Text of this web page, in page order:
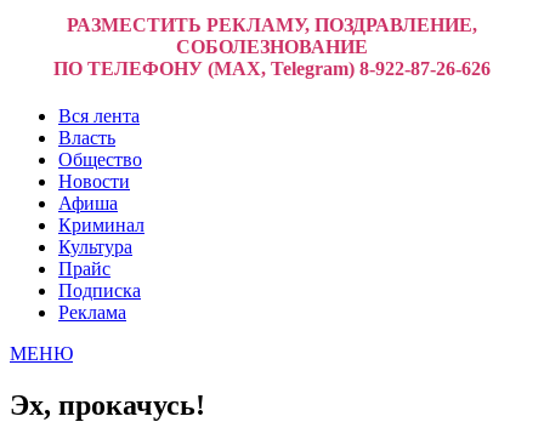
РАЗМЕСТИТЬ РЕКЛАМУ, ПОЗДРАВЛЕНИЕ,
СОБОЛЕЗНОВАНИЕ
ПО ТЕЛЕФОНУ (MAX, Telegram) 8-922-87-26-626
Вся лента
Власть
Общество
Новости
Афиша
Криминал
Культура
Прайс
Подписка
Реклама
МЕНЮ
Эх, прокачусь!